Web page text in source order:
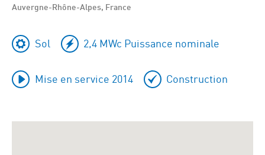
Auvergne-Rhône-Alpes, France
Sol 2,4 MWc Puissance nominale
Mise en service 2014 Construction